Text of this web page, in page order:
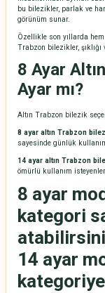
bu bilezikler, parlak ve
görünüm sunar.
Özellikle son yıllarda
Trabzon bilezikler,
8 Ayar
Ayar mı?
Altın Trabzon bilezik
8 ayar altın Trabzon
sayesinde günlük
14 ayar altın Trabzon
ömürlü kullanım
8 ayar
kategori
14 ayar